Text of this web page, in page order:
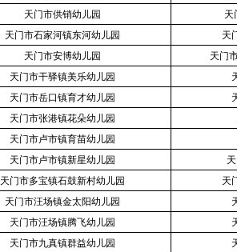
天门市供销幼儿园
天
天门市石家河镇东河幼儿园
天
天门市安博幼儿园
天门
天门市干驿镇美乐幼儿园
天门市岳口镇育才幼儿园
天门市张港镇花朵幼儿园
天门市卢市镇育苗幼儿园
天门市卢市镇新星幼儿园
天门市多宝镇石鼓新村幼儿园
天
天门市汪场镇金太阳幼儿园
天门市汪场镇腾飞幼儿园
天门市九真镇群益幼儿园